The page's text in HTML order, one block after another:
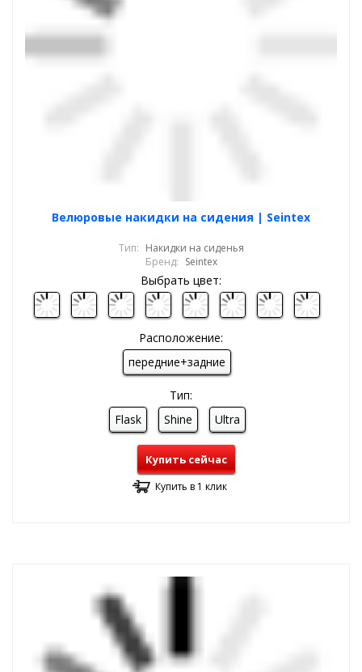
Велюровые накидки на сидения | Seintex
Тип: Накидки на сиденья
Бренд: Seintex
Выбрать цвет:
Расположение:
передние+задние
Тип:
Flask
Shine Ultra
Купить сейчас
Купить в 1 клик